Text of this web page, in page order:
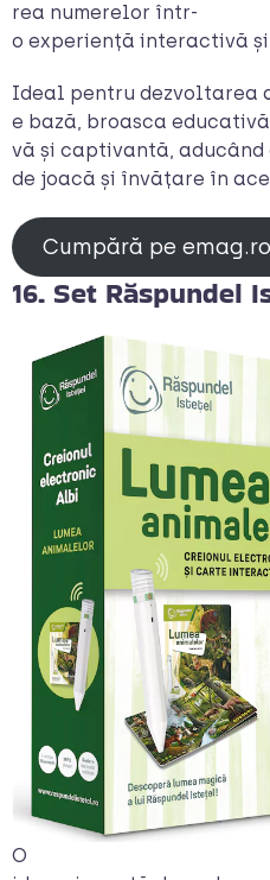
rea numerelor într-
o experiență interactivă
Ideal pentru
e bază, broasca
vă și captivantă, aducând
de joacă și învățare în
Cumpără pe emag.ro
16. Set Răspundel
O